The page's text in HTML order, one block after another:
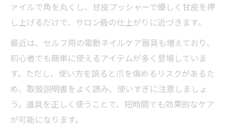
ァイルで角を丸くし、甘皮プッシャーで優しく甘皮を押
し上げるだけで、サロン級の仕上がりに近づきます。
最近は、セルフ用の電動ネイルケア器具も増えており、
初心者でも簡単に使えるアイテムが多く登場していま
す。ただし、使い方を誤ると爪を傷めるリスクがあるた
め、取扱説明書をよく読み、使いすぎに注意しましょ
う。道具を正しく使うことで、短時間でも効果的なケア
が可能になります。